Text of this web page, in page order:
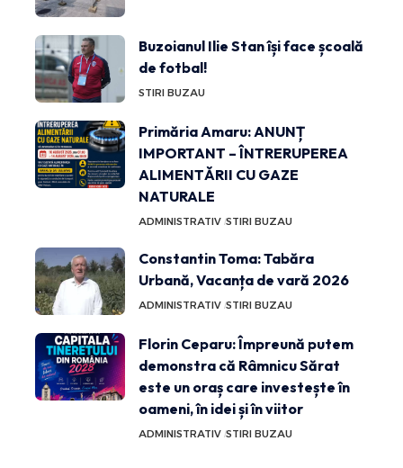
Buzoianul Ilie Stan își face școală
de fotbal!
STIRI BUZAU
Primăria Amaru: ANUNȚ
IMPORTANT – ÎNTRERUPEREA
ALIMENTĂRII CU GAZE
NATURALE
ADMINISTRATIV STIRI BUZAU
Constantin Toma: Tabăra
Urbană, Vacanța de vară 2026
ADMINISTRATIV STIRI BUZAU
Florin Ceparu: Împreună putem
demonstra că Râmnicu Sărat
este un oraș care investește în
oameni, în idei și în viitor
ADMINISTRATIV STIRI BUZAU